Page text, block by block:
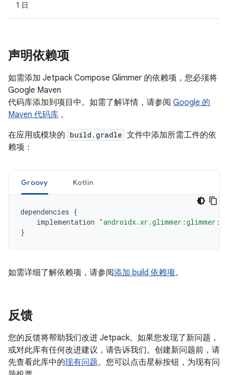
1 日
声明依赖项
如需添加 Jetpack Compose Glimmer 的依赖项，您必须将
Google Maven
代码库添加到项目中。如需了解详情，请参阅 Google 的
Maven 代码库 。
在应用或模块的 build.gradle 文件中添加所需工件的依
赖项：
Groovy Kotlin
dependencies {
implementation
}
如需详细了解依赖项，请参阅添加 build 依赖项。
反馈
您的反馈将帮助我们改进 Jetpack。如果您发现了新问题，
或对此库有任何改进建议，请告诉我们。创建新问题前，请
先查看此库中的现有问题。您可以点击星标按钮，为现有问